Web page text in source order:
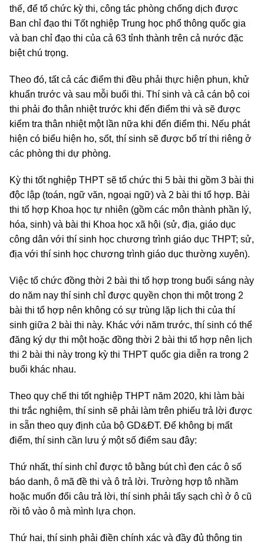
thế, để tổ chức kỳ thi, công tác phòng chống dịch được
Ban chỉ đạo thi Tốt nghiệp Trung học phổ thông quốc gia
và ban chỉ đạo thi của cả 63 tỉnh thành trên cả nước đặc
biệt chú trọng.
Theo đó, tất cả các điểm thi đều phải thực hiện phun, khử
khuẩn trước và sau mỗi buổi thi. Thí sinh và cả cán bộ coi
thi phải đo thân nhiệt trước khi đến điểm thi và sẽ được
kiểm tra thân nhiệt một lần nữa khi đến điểm thi. Nếu phát
hiện có biểu hiện ho, sốt, thí sinh sẽ được bố trí thi riêng ở
các phòng thi dự phòng.
Kỳ thi tốt nghiệp THPT sẽ tổ chức thi 5 bài thi gồm 3 bài thi
độc lập (toán, ngữ văn, ngoại ngữ) và 2 bài thi tổ hợp. Bài
thi tổ hợp Khoa học tự nhiên (gồm các môn thành phần lý,
hóa, sinh) và bài thi Khoa học xã hội (sử, địa, giáo dục
công dân với thí sinh học chương trình giáo dục THPT; sử,
địa với thí sinh học chương trình giáo dục thường xuyên).
Việc tổ chức đồng thời 2 bài thi tổ hợp trong buổi sáng này
do năm nay thí sinh chỉ được quyền chọn thi một trong 2
bài thi tổ hợp nên không có sự trùng lặp lịch thi của thí
sinh giữa 2 bài thi này. Khác với năm trước, thí sinh có thể
đăng ký dự thi một hoặc đồng thời 2 bài thi tổ hợp nên lịch
thi 2 bài thi này trong kỳ thi THPT quốc gia diễn ra trong 2
buổi khác nhau.
Theo quy chế thi tốt nghiệp THPT năm 2020, khi làm bài
thi trắc nghiệm, thí sinh sẽ phải làm trên phiếu trả lời được
in sẵn theo quy định của bộ GD&ĐT. Để không bị mất
điểm, thí sinh cần lưu ý một số điểm sau đây:
Thứ nhất, thí sinh chỉ được tô bằng bút chì đen các ô số
báo danh, ô mã đề thi và ô trả lời. Trường hợp tô nhầm
hoặc muốn đổi câu trả lời, thí sinh phải tẩy sạch chì ở ô cũ
rồi tô vào ô mà mình lựa chọn.
Thứ hai, thí sinh phải điền chính xác và đầy đủ thông tin